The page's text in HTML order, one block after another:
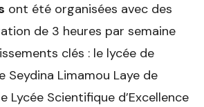
ont été organisées avec des
de 3 heures par semaine
clés : le lycée de
Seydina Limamou Laye de
Lycée Scientifique d’Excellence